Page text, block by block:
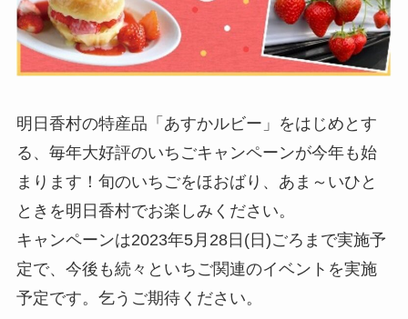
明日香村の特産品「あすかルビー」をはじめとす
る、毎年大好評のいちごキャンペーンが今年も始
まります！旬のいちごをほおばり、あま～いひと
ときを明日香村でお楽しみください。
キャンペーンは2023年5月28日(日)ごろまで実施予
定で、今後も続々といちご関連のイベントを実施
予定です。乞うご期待ください。